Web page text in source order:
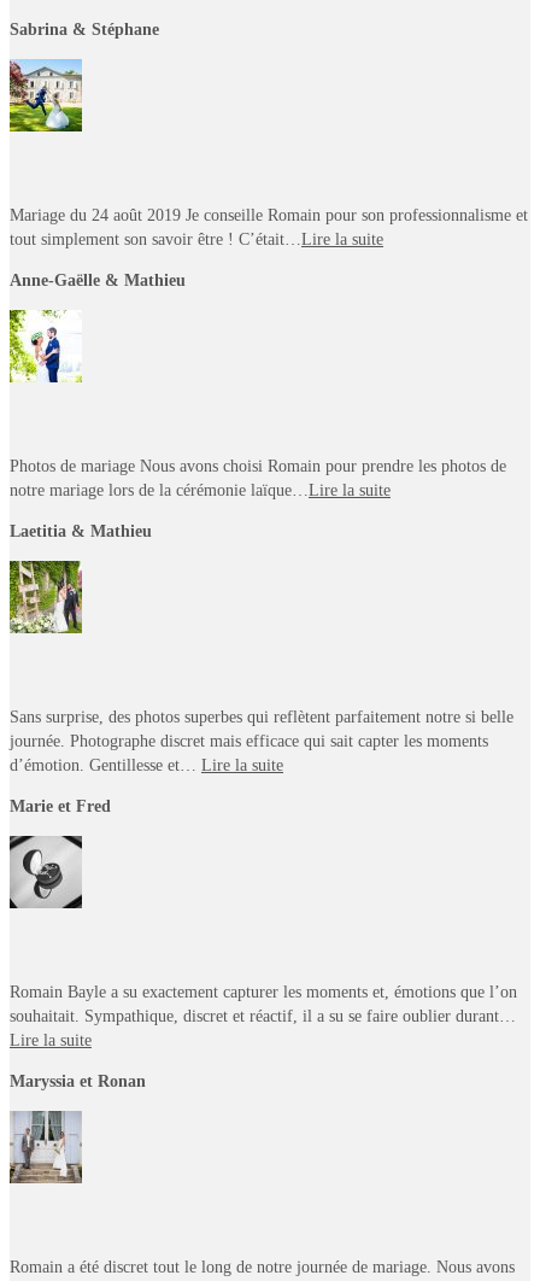
Sabrina & Stéphane
Mariage du 24 août 2019 Je conseille Romain pour son professionnalisme et
tout simplement son savoir être ! C’était…Lire la suite
Anne-Gaëlle & Mathieu
Photos de mariage Nous avons choisi Romain pour prendre les photos de
notre mariage lors de la cérémonie laïque…Lire la suite
Laetitia & Mathieu
Sans surprise, des photos superbes qui reflètent parfaitement notre si belle
journée. Photographe discret mais efficace qui sait capter les moments
d’émotion. Gentillesse et… Lire la suite
Marie et Fred
Romain Bayle a su exactement capturer les moments et, émotions que l’on
souhaitait. Sympathique, discret et réactif, il a su se faire oublier durant…
Lire la suite
Maryssia et Ronan
Romain a été discret tout le long de notre journée de mariage. Nous avons